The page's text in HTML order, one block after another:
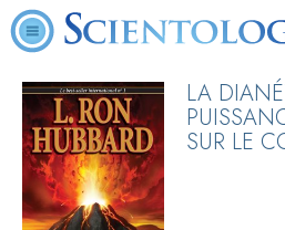
LA
SUR LE